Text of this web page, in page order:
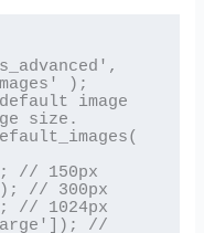
);
image
size.